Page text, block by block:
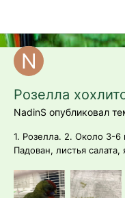
Розелла
NadinS опубликовал
1. Розелла. 2. Около 3-
Падован, листья
световой день около 14
птичьем рынке, неделю